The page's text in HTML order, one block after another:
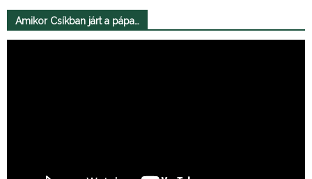
Amikor Csíkban járt a pápa…